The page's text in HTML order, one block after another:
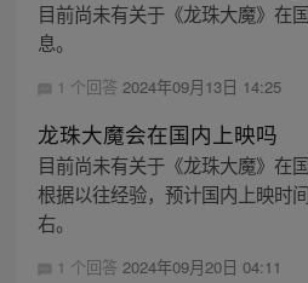
目前尚未有关于《龙珠大魔》在
息。
1 个回答 2024年09月13日 14:25
龙珠大魔会在国内上映吗
目前尚未有关于《龙珠大魔》在
根据以往经验，预计国内上映时
右。
1 个回答 2024年09月20日 04:11